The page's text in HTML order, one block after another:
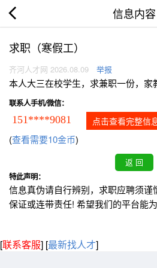
信息内容
求职（寒假工）
齐河人才网 2026.08.09 举报
本人大三在校学生，求兼职一份，家
联系人手机/微信：
151****9081 点击查看完整信
(查看需要10金币)
特此声明：
信息真伪请自行辨别，求职应聘须
保证或连带责任! 希望我们的平台能
[联系客服] [最新找人才]